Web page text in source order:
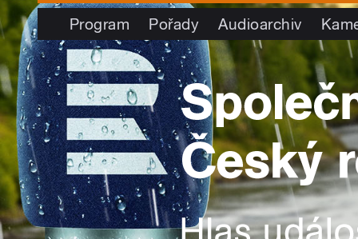
Program Pořady Audioarchiv